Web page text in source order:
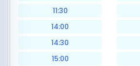
11:30
14:00
14:30
15:00